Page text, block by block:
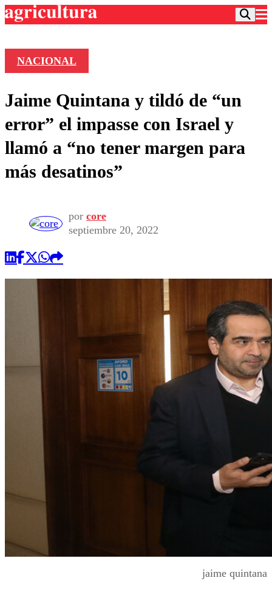
Frecuencias
Agricultura TV
Deportes
Colo Colo
Motor
Torneo Internacional
Torneo Nacional
Entretención
Noticias
Internacional
Nacional
Vida Social
Programas
Comercial
NACIONAL
Jaime Quintana y tildó de “un
error” el impasse con Israel y
llamó a “no tener margen para
más desatinos”
por core
septiembre 20, 2022
jaime quintana